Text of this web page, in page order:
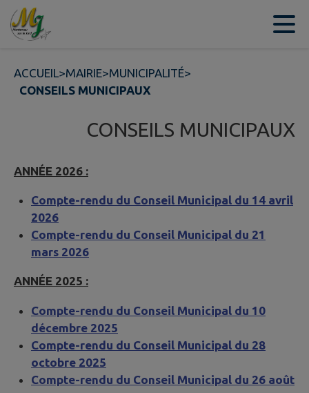
Contenu
ACCUEIL>MAIRIE>MUNICIPALITÉ>
CONSEILS MUNICIPAUX
CONSEILS MUNICIPAUX
ANNÉE 2026 :
Compte-rendu du Conseil Municipal du 14 avril
2026
Compte-rendu du Conseil Municipal du 21
mars 2026
ANNÉE 2025 :
Compte-rendu du Conseil Municipal du 10
décembre 2025
Compte-rendu du Conseil Municipal du 28
octobre 2025
Compte-rendu du Conseil Municipal du 26 août